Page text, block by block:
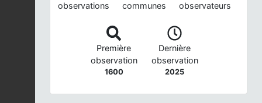
observations communes observateurs
Première
observation
1600
Dernière
observation
2025